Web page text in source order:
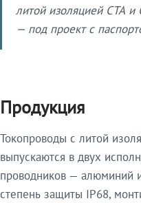
литой изоляцией СТА
— под проект с
Продукция
Токопроводы с литой
выпускаются в двух
проводников — алюминий
степень защиты IP68,